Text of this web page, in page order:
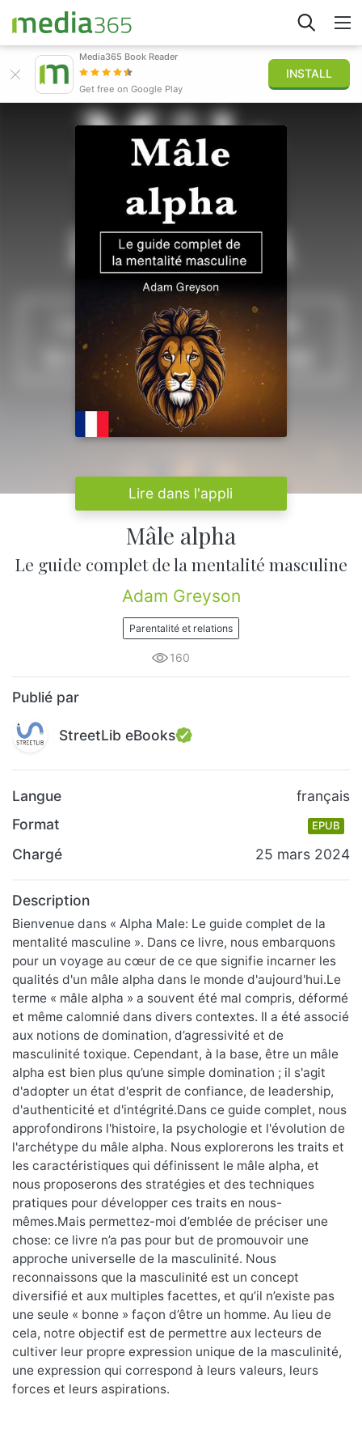
Connexion
Publier
Media365 Book Reader
Get free on Google Play
INSTALL
Lire dans l'appli
Mâle alpha
Le guide complet de la mentalité masculine
Adam Greyson
Parentalité et relations
160
Publié par
StreetLib eBooks
Langue
français
Format
EPUB
Chargé 25 mars 2024
Description
Bienvenue dans « Alpha Male: Le guide complet de la
mentalité masculine ». Dans ce livre, nous embarquons
pour un voyage au cœur de ce que signifie incarner les
qualités d'un mâle alpha dans le monde d'aujourd'hui.Le
terme « mâle alpha » a souvent été mal compris, déformé
et même calomnié dans divers contextes. Il a été associé
aux notions de domination, d’agressivité et de
masculinité toxique. Cependant, à la base, être un mâle
alpha est bien plus qu’une simple domination ; il s'agit
d'adopter un état d'esprit de confiance, de leadership,
d'authenticité et d'intégrité.Dans ce guide complet, nous
approfondirons l'histoire, la psychologie et l'évolution de
l'archétype du mâle alpha. Nous explorerons les traits et
les caractéristiques qui définissent le mâle alpha, et
nous proposerons des stratégies et des techniques
pratiques pour développer ces traits en nous-
mêmes.Mais permettez-moi d’emblée de préciser une
chose: ce livre n’a pas pour but de promouvoir une
approche universelle de la masculinité. Nous
reconnaissons que la masculinité est un concept
diversifié et aux multiples facettes, et qu’il n’existe pas
une seule « bonne » façon d’être un homme. Au lieu de
cela, notre objectif est de permettre aux lecteurs de
cultiver leur propre expression unique de la masculinité,
une expression qui correspond à leurs valeurs, leurs
forces et leurs aspirations.